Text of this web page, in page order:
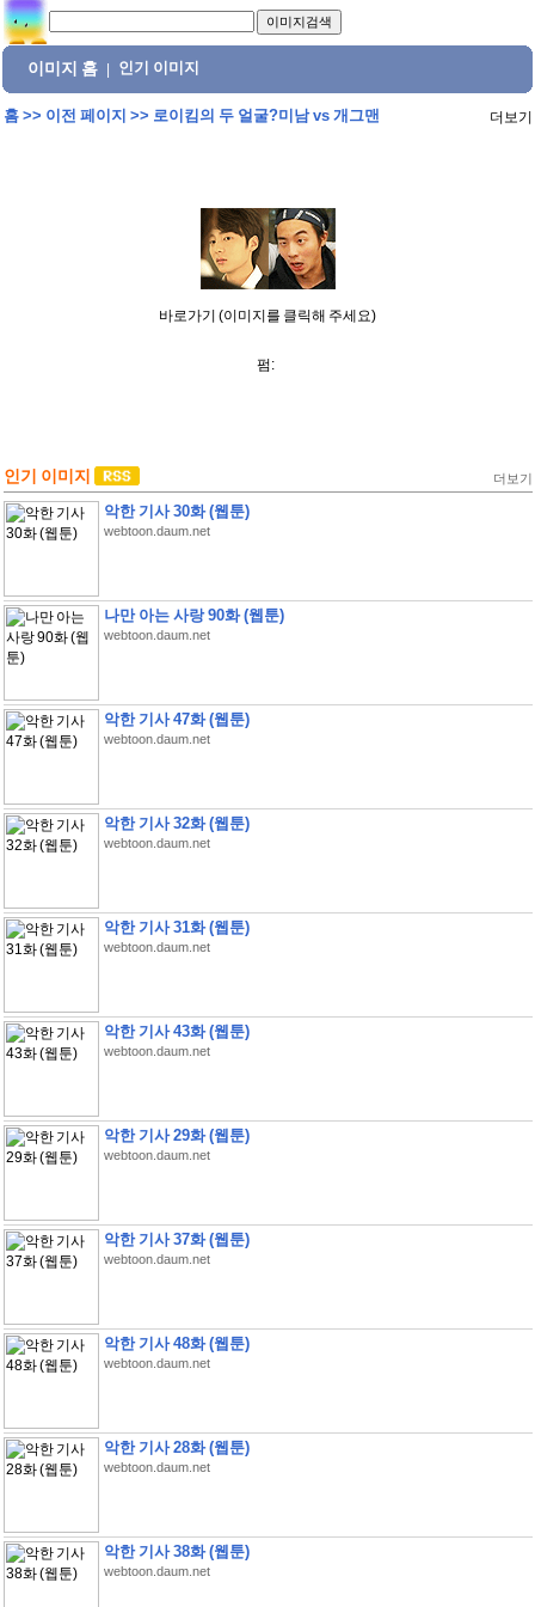
이미지 홈 인기 이미지
홈>> 이전 페이지 >> 로이킴의 두 얼굴?미남 vs 개그맨 더보기
바로가기 (이미지를 클릭해 주세요)
펌:
인기 이미지 더보기
악한 기사 30화 (웹툰)
webtoon.daum.net
나만 아는 사랑 90화 (웹툰)
webtoon.daum.net
악한 기사 47화 (웹툰)
webtoon.daum.net
악한 기사 32화 (웹툰)
webtoon.daum.net
악한 기사 31화 (웹툰)
webtoon.daum.net
악한 기사 43화 (웹툰)
webtoon.daum.net
악한 기사 29화 (웹툰)
webtoon.daum.net
악한 기사 37화 (웹툰)
webtoon.daum.net
악한 기사 48화 (웹툰)
webtoon.daum.net
악한 기사 28화 (웹툰)
webtoon.daum.net
악한 기사 38화 (웹툰)
webtoon.daum.net